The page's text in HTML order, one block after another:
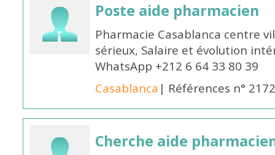
Poste aide pharmacien
Pharmacie Casablanca centre
sérieux, Salaire et évolution
WhatsApp +212 6 64 33 80 39
Casablanca | Références n°
Cherche aide